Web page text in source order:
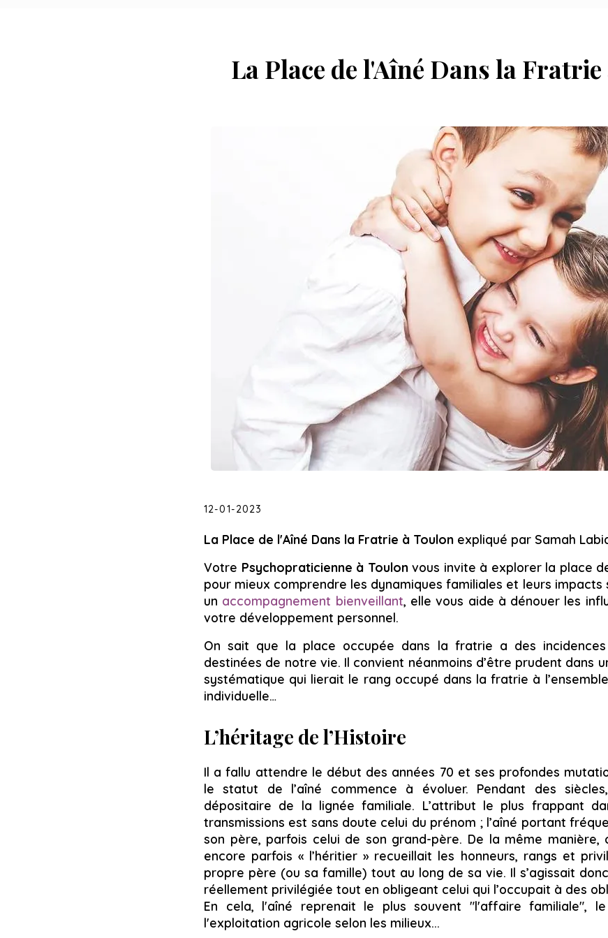
La Place de l'Aîné Dans la
12-01-2023
La Place de l'Aîné Dans la Fratrie à Toulon expliqué par Samah
Votre Psychopraticienne à Toulon vous invite à explorer la place
pour mieux comprendre les dynamiques familiales et leurs impacts
un accompagnement bienveillant, elle vous aide à dénouer les
votre développement personnel.
On sait que la place occupée dans la fratrie a des
destinées de notre vie. Il convient néanmoins d’être prudent dans
systématique qui lierait le rang occupé dans la fratrie à
individuelle…
L’héritage de l’Histoire
Il a fallu attendre le début des années 70 et ses profondes
le statut de l’aîné commence à évoluer. Pendant des
dépositaire de la lignée familiale. L’attribut le plus frappant
transmissions est sans doute celui du prénom ; l’aîné portant
son père, parfois celui de son grand-père. De la même manière,
encore parfois « l’héritier » recueillait les honneurs, rangs et
propre père (ou sa famille) tout au long de sa vie. Il s’agissait
réellement privilégiée tout en obligeant celui qui l’occupait à des
En cela, l'aîné reprenait le plus souvent "l'affaire familiale",
l'exploitation agricole selon les milieux...